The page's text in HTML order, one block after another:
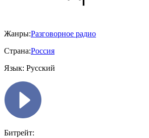
Жанры:Разговорное радио
Страна:Россия
Язык: Русский
Битрейт: